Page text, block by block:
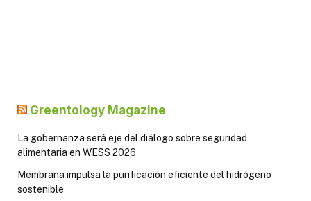
Greentology Magazine
La gobernanza será eje del diálogo sobre seguridad
alimentaria en WESS 2026
Membrana impulsa la purificación eficiente del hidrógeno
sostenible